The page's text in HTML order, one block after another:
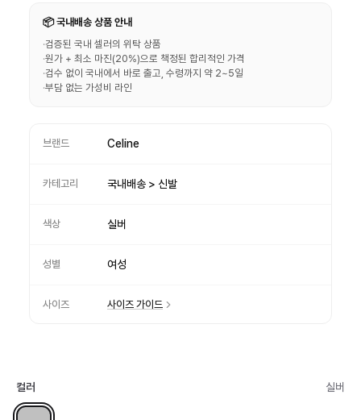
📦 국내배송 상품 안내
·검증된 국내 셀러의 위탁 상품
·원가 + 최소 마진(20%)으로 책정된 합리적인 가격
·검수 없이 국내에서 바로 출고, 수령까지 약 2~5일
·부담 없는 가성비 라인
브랜드 Celine
카테고리 국내배송 > 신발
색상 실버
성별 여성
사이즈 사이즈 가이드
컬러 실버